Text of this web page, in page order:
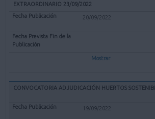
EXTRAORDINARIO 23/09/2022
20/09/2022
Mostrar
CONVOCATORIA ADJUDICACIÓN HUERTOS
19/09/2022